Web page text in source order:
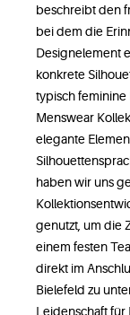
beschreibt den
bei dem die
Designelement
konkrete
typisch
Menswear
elegante
haben wir uns
genutzt, um die
einem festen
direkt im
Bielefeld zu
Leidenschaft